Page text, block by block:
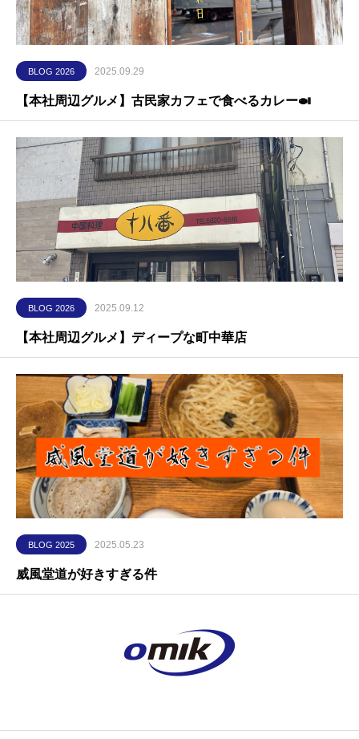
BLOG 2026 2025.09.29
【本社周辺グルメ】古民家カフェで食べるカレー🍛
BLOG 2026 2025.09.12
【本社周辺グルメ】ディープな町中華店
BLOG 2025 2025.05.23
威風堂道が好きすぎる件